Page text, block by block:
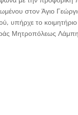
στον Άγιο
υπήρχε το κοιμητήριο
Μητροπόλεως